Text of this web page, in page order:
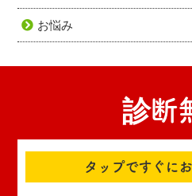
お悩み
診断
タップですぐに